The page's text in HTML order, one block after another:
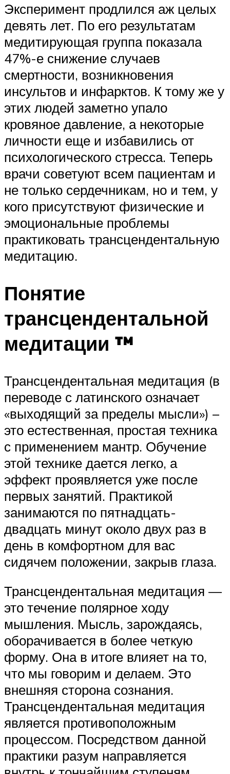
Эксперимент продлился аж целых
девять лет. По его результатам
медитирующая группа показала
47%-е снижение случаев
смертности, возникновения
инсультов и инфарктов. К тому же у
этих людей заметно упало
кровяное давление, а некоторые
личности еще и избавились от
психологического стресса. Теперь
врачи советуют всем пациентам и
не только сердечникам, но и тем, у
кого присутствуют физические и
эмоциональные проблемы
практиковать трансцендентальную
медитацию.
Понятие
трансцендентальной
медитации ™
Трансцендентальная медитация (в
переводе с латинского означает
«выходящий за пределы мысли») –
это естественная, простая техника
с применением мантр. Обучение
этой технике дается легко, а
эффект проявляется уже после
первых занятий. Практикой
занимаются по пятнадцать-
двадцать минут около двух раз в
день в комфортном для вас
сидячем положении, закрыв глаза.
Трансцендентальная медитация —
это течение полярное ходу
мышления. Мысль, зарождаясь,
оборачивается в более четкую
форму. Она в итоге влияет на то,
что мы говорим и делаем. Это
внешняя сторона сознания.
Трансцендентальная медитация
является противоположным
процессом. Посредством данной
практики разум направляется